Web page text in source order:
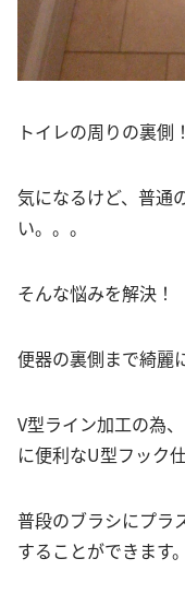
トイレの周りの裏側
気になるけど、普通
い。。。
そんな悩みを解決！
便器の裏側まで綺麗
V型ライン加工の為
に便利なU型フック仕
普段のブラシにプラ
することができます。